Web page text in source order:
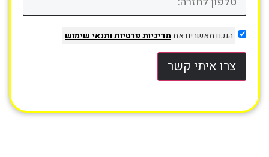
הנכם מאשרים אתמדיניות פרטיותותנאי שימוש
צרו איתי קשר